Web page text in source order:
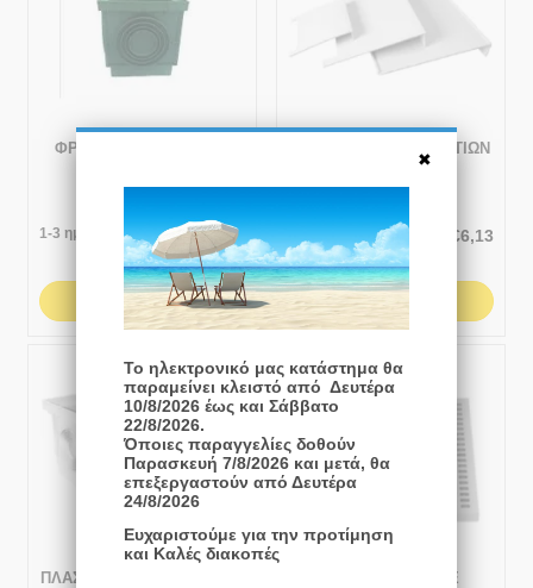
ΦΡΕΑΤΙΑ ΡΡ - ΠΡΑΣΙΝΑ
1-3 ημέρες €12,78
ΑΓΟΡΆ
ΟΣΜΟΠΑΓΙΔΕΣ ΦΡΕΑΤΙΩΝ
345x350
Άμεσαδιαθέσιμο €6,13
ΑΓΟΡΆ
ΠΛΑΣΤΙΚΑ ΚΥΒΟΣΧΗΜΑΤΑ-
ΣΧΑΡΕΣ ABS - ΜΕ
Το ηλεκτρονικό μας κατάστημα θα
παραμείνει κλειστό από Δευτέρα
10/8/2026 έως και Σάββατο
22/8/2026.
Όποιες παραγγελίες δοθούν
Παρασκευή 7/8/2026 και μετά, θα
επεξεργαστούν από Δευτέρα
24/8/2026
Ευχαριστούμε για την προτίμηση
και Καλές διακοπές